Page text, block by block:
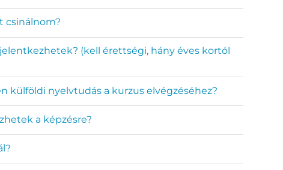
csinálnom?
(kell érettségi, hány éves kortól
külföldi nyelvtudás a kurzus elvégzéséhez?
a képzésre?